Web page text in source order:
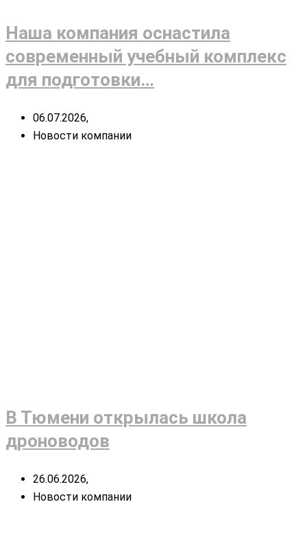
Наша компания оснастила
современный учебный комплекс
для подготовки…
06.07.2026,
Новости компании
В Тюмени открылась школа
дроноводов
26.06.2026,
Новости компании